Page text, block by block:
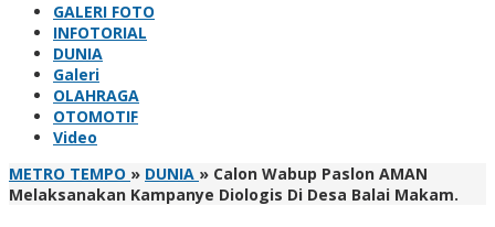
GALERI FOTO
INFOTORIAL
DUNIA
Galeri
OLAHRAGA
OTOMOTIF
Video
METRO TEMPO » DUNIA » Calon Wabup Paslon AMAN
Melaksanakan Kampanye Diologis Di Desa Balai Makam.